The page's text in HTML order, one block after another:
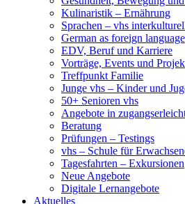
Kulinaristik – Ernährung
Sprachen – vhs
German as foreign language
EDV, Beruf und Karriere
Vorträge, Events und
Treffpunkt Familie
Junge vhs – Kinder und
50+ Senioren vhs
Angebote in
Beratung
Prüfungen – Testings
vhs – Schule für
Tagesfahrten – Exkursionen
Neue Angebote
Digitale Lernangebote
Aktuelles